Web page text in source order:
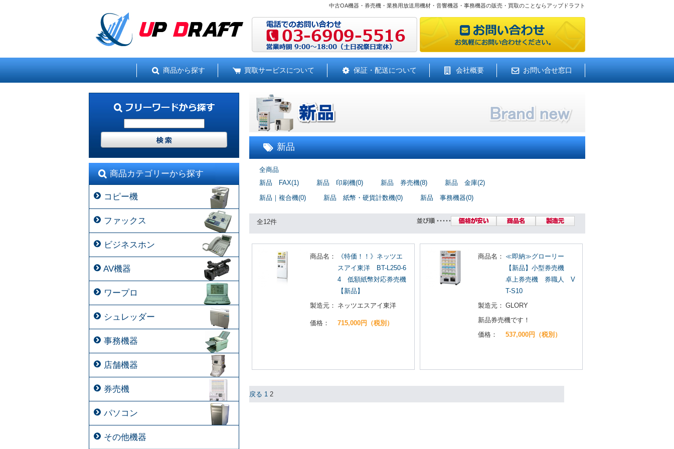
中古OA機器・券売機・業務用放送用機材・音響機器・事務機器の販売・買取のことならアップドラフト
商品から探す 買取サービスについて 保証・配送について 会社概要 お問い合せ窓口
新品
全商品
新品 FAX(1)
新品 印刷機(0) 新品 券売機(8)
新品 金庫(2)
新品｜複合機(0)
新品 紙幣・硬貨計数機(0) 新品 事務機器(0)
全12件
商品名：
《特価！！》ネッツエ
スアイ東洋 BT-L250-6
4 低額紙幣対応券売機
【新品】
製造元： ネッツエスアイ東洋
価格： 715,000円（税別）
商品名： ≪即納≫グローリー
【新品】小型券売機
卓上券売機 券職人 V
T-S10
製造元： GLORY
新品券売機です！
価格：
537,000円（税別）
戻る 1 2
商品カテゴリーから探す
コピー機
ファックス
ビジネスホン
AV機器
ワープロ
シュレッダー
事務機器
店舗機器
券売機
パソコン
その他機器